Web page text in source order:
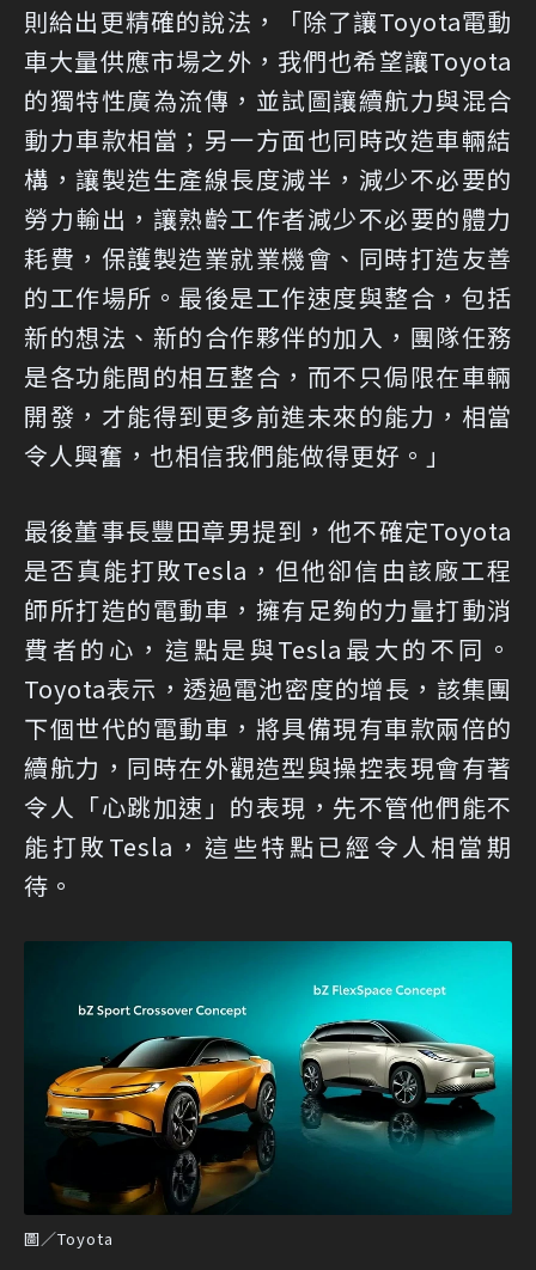
則給出更精確的說法，「除了讓Toyota電動
車大量供應市場之外，我們也希望讓Toyota
的獨特性廣為流傳，並試圖讓續航力與混合
動力車款相當；另一方面也同時改造車輛結
構，讓製造生產線長度減半，減少不必要的
勞力輸出，讓熟齡工作者減少不必要的體力
耗費，保護製造業就業機會、同時打造友善
的工作場所。最後是工作速度與整合，包括
新的想法、新的合作夥伴的加入，團隊任務
是各功能間的相互整合，而不只侷限在車輛
開發，才能得到更多前進未來的能力，相當
令人興奮，也相信我們能做得更好。」
最後董事長豐田章男提到，他不確定Toyota
是否真能打敗Tesla，但他卻信由該廠工程
師所打造的電動車，擁有足夠的力量打動消
費者的心，這點是與Tesla最大的不同。
Toyota表示，透過電池密度的增長，該集團
下個世代的電動車，將具備現有車款兩倍的
續航力，同時在外觀造型與操控表現會有著
令人「心跳加速」的表現，先不管他們能不
能打敗Tesla，這些特點已經令人相當期
待。
圖／Toyota